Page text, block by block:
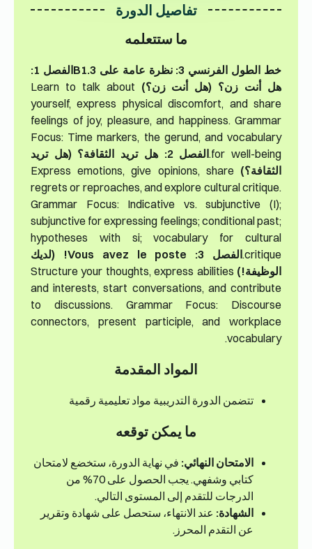
تفاصيل الدورة
ما ستتعلمه
خط الطول الفرنسي 3: نظرة عامة على B1.3
الفصل 1:
هل أنت زن؟ (هل أنت زن؟) Learn to talk about
yourself, express physical discomfort, and share
feelings of joy, pleasure, and happiness. Grammar
Focus: Time markers, the gerund, and vocabulary
for well-being.
الفصل 2: هل تريد الثقافة؟ (هل تريد
الثقافة؟) Express emotions, give opinions, share
regrets or reproaches, and explore cultural critique.
Grammar Focus: Indicative vs. subjunctive (I);
subjunctive for expressing feelings; conditional past;
hypotheses with si; vocabulary for cultural
critique.
الفصل 3: Vous avez le poste! (لديك
الوظيفة!) Structure your thoughts, express abilities
and interests, start conversations, and contribute
to discussions. Grammar Focus: Discourse
connectors, present participle, and workplace
vocabulary.
المواد المقدمة
تتضمن الدورة التدريبية مواد تعليمية رقمية
ما يمكن توقعه
الامتحان النهائي: في نهاية الدورة، ستخضع لامتحان
كتابي وشفهي. يجب الحصول على 70% من
الدرجات للتقدم إلى المستوى التالي.
الشهادة: عند الانتهاء، ستحصل على شهادة وتقرير
عن التقدم المحرز.